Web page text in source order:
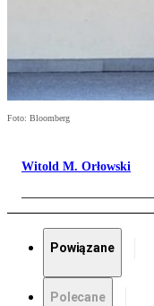
Foto: Bloomberg
Witold M. Orłowski
Powiązane
Polecane